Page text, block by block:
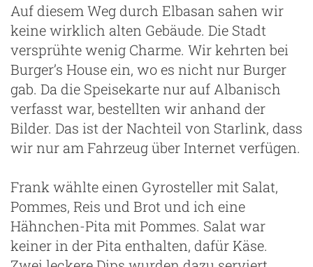
Auf diesem Weg durch Elbasan sahen wir
keine wirklich alten Gebäude. Die Stadt
versprühte wenig Charme. Wir kehrten bei
Burger’s House ein, wo es nicht nur Burger
gab. Da die Speisekarte nur auf Albanisch
verfasst war, bestellten wir anhand der
Bilder. Das ist der Nachteil von Starlink, dass
wir nur am Fahrzeug über Internet verfügen.
Frank wählte einen Gyrosteller mit Salat,
Pommes, Reis und Brot und ich eine
Hähnchen-Pita mit Pommes. Salat war
keiner in der Pita enthalten, dafür Käse.